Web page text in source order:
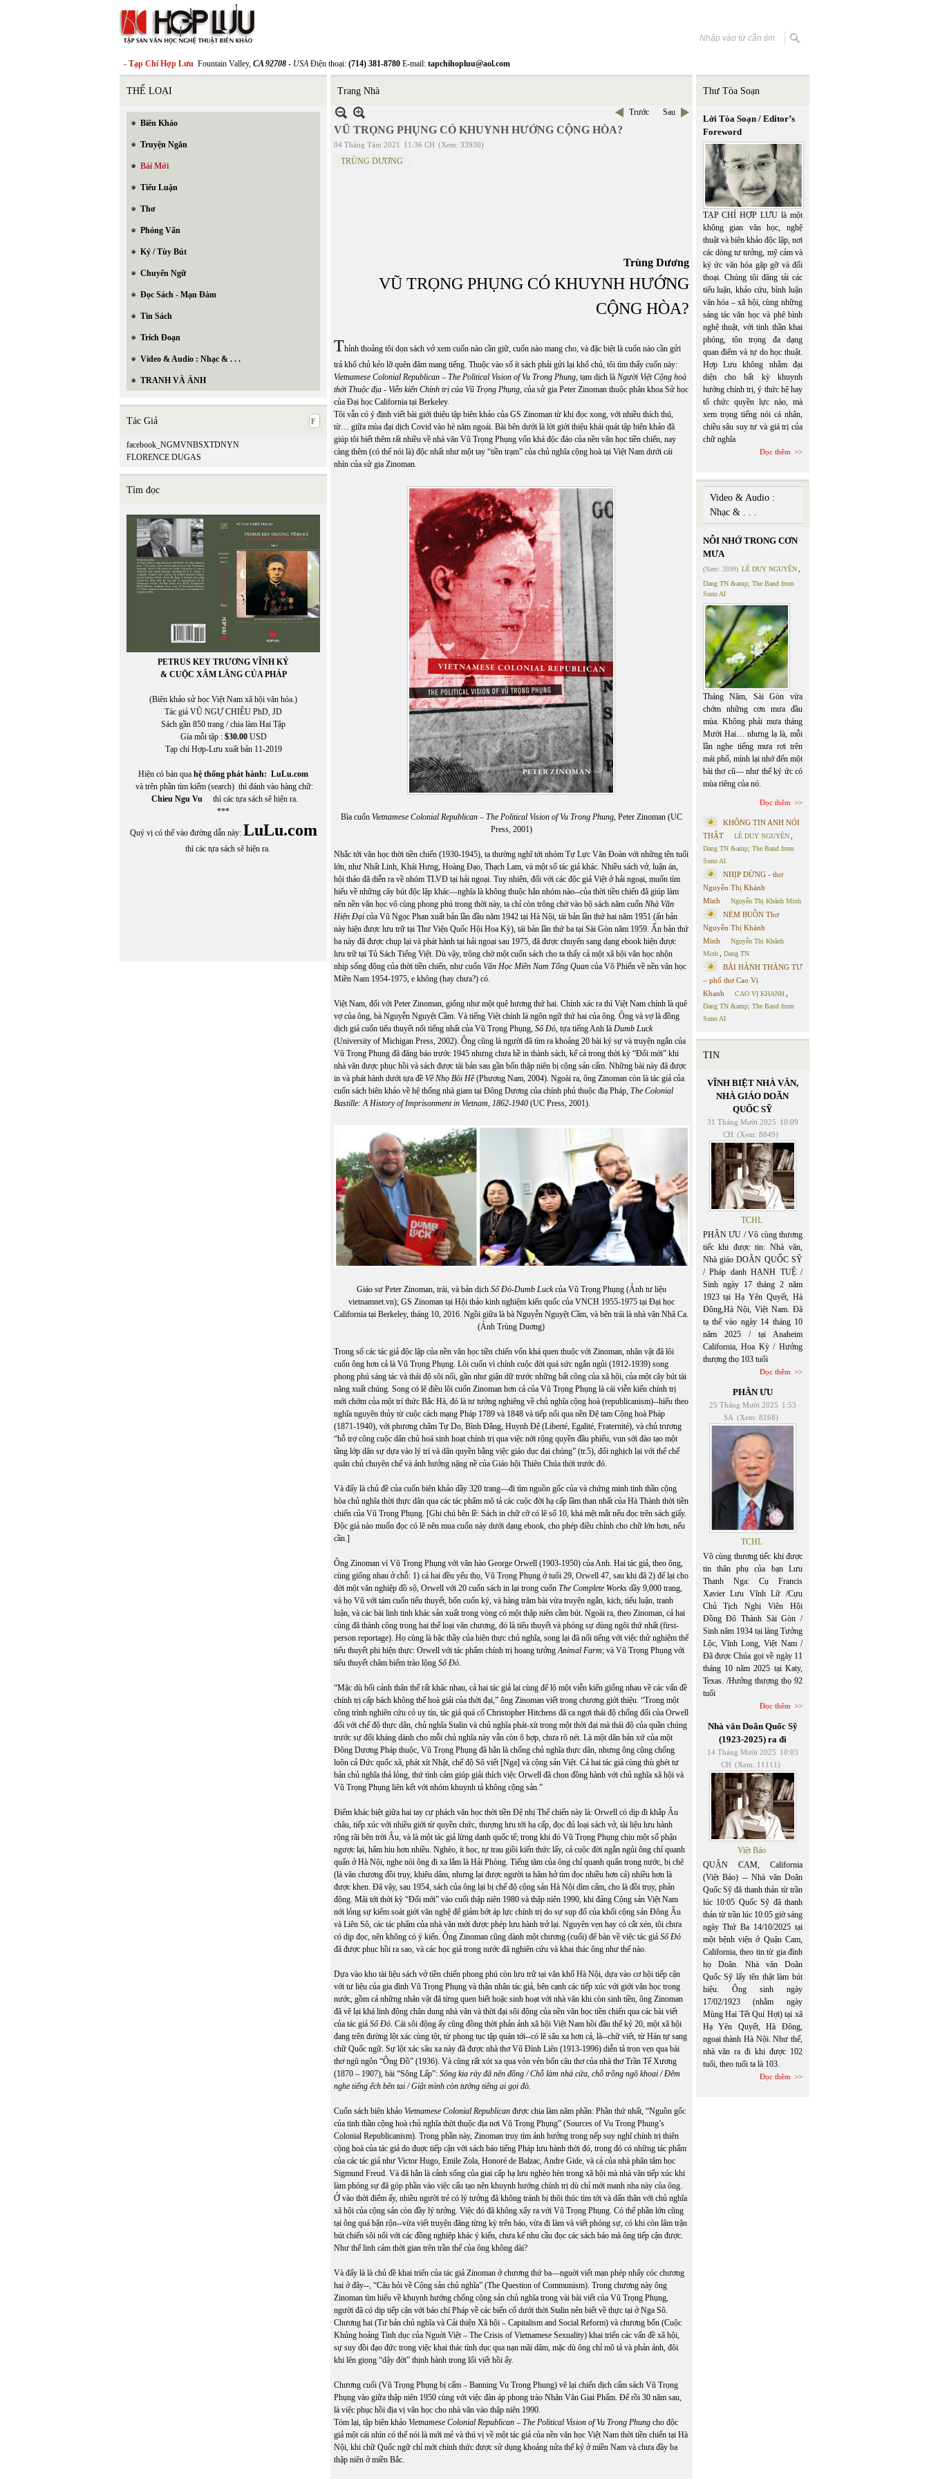
- Tạp Chí Hợp Lưu Fountain Valley, CA 92708 - USAĐiện thoại: (714) 381-8780 E-mail: tapchihopluu@aol.com
THỂ LOẠI
Biên Khảo
Truyện Ngắn
Bài Mới
Tiểu Luận
Thơ
Phỏng Vấn
Ký / Tùy Bút
Chuyển Ngữ
Đọc Sách - Mạn Đàm
Tin Sách
Trích Đoạn
Video & Audio : Nhạc & . . .
TRANH VÀ ẢNH
Tác Giả
facebook_NGMVNBSXTDNYN
FLORENCE DUGAS
Tìm đọc
PETRUS KEY TRƯƠNG VĨNH KÝ
& CUỘC XÂM LĂNG CỦA PHÁP
(Biên khảo sử học Việt Nam xã hội văn hóa.)
Tác giả VŨ NGỰ CHIÊU PhD, JD
Sách gần 850 trang / chia làm Hai Tập
Gía mỗi tập : $30.00USD
Tạp chí Hợp-Lưu xuất bản 11-2019
Hiện có bán qua hệ thống phát hành: LuLu.com
và trên phần tìm kiếm (search) thì đánh vào hàng chữ:
Chieu Ngu Vu thì các tựa sách sẽ hiện ra.
***
Quý vị có thể vào đường dẫn này: LuLu.com
thì các tựa sách sẽ hiện ra.
Trang Nhà
Trước Sau
VŨ TRỌNG PHỤNG CÓ KHUYNH HƯỚNG CỘNG HÒA?
04 Tháng Tám 2021 11:36 CH (Xem: 33930)
TRÙNG DƯƠNG
Trùng Dương
VŨ TRỌNG PHỤNG CÓ KHUYNH HƯỚNG
CỘNG HÒA?
Thỉnh thoảng tôi dọn sách vở xem cuốn nào cần giữ, cuốn nào mang cho, và đặc biệt là cuốn nào cần gửi
trả khổ chủ kẻo lỡ quên đâm mang tiếng. Thuộc vào số ít sách phải gửi lại khổ chủ, tôi tìm thấy cuốn này:
Vietnamese Colonial Republican – The Political Vision of Vu Trong Phung, tạm dịch là Người Việt Cộng hoà
thời Thuộc địa - Viễn kiến Chính trị của Vũ Trọng Phụng, của sử gia Peter Zinoman thuộc phân khoa Sử học
của Đại học California tại Berkeley.
Tôi vẫn có ý định viết bài giới thiệu tập biên khảo của GS Zinoman từ khi đọc xong, với nhiều thích thú,
từ… giữa mùa đại dịch Covid vào hè năm ngoái. Bài bên dưới là lời giới thiệu khái quát tập biên khảo đã
giúp tôi biết thêm rất nhiều về nhà văn Vũ Trọng Phụng vốn khá độc đáo của nền văn học tiền chiến, nay
càng thêm (có thể nói là) độc nhất như một tay “tiền trạm” của chủ nghĩa cộng hoà tại Việt Nam dưới cái
nhìn của sử gia Zinoman.
Bìa cuốn Vietnamese Colonial Republican – The Political Vision of Vu Trong Phung, Peter Zinoman (UC
Press, 2001)
Nhắc tới văn học thời tiền chiến (1930-1945), ta thường nghĩ tới nhóm Tự Lực Văn Đoàn với những tên tuổi
lớn, như Nhất Linh, Khái Hưng, Hoàng Đạo, Thạch Lam, và một số tác giả khác. Nhiều sách vở, luận án,
hội thảo đã diễn ra về nhóm TLVĐ tại hải ngoại. Tuy nhiên, đối với các độc giả Việt ở hải ngoại, muốn tìm
hiểu về những cây bút độc lập khác—nghĩa là không thuộc hẳn nhóm nào--của thời tiền chiến đã giúp làm
nên nền văn học vô cùng phong phú trong thời này, ta chỉ còn trông chờ vào bộ sách năm cuốn Nhà Văn
Hiện Đại của Vũ Ngọc Phan xuất bản lần đầu năm 1942 tại Hà Nội, tái bản lần thứ hai năm 1951 (ấn bản
này hiện được lưu trữ tại Thư Viện Quốc Hội Hoa Kỳ), tái bản lần thứ ba tại Sài Gòn năm 1959. Ấn bản thứ
ba này đã được chụp lại và phát hành tại hải ngoại sau 1975, đã được chuyển sang dạng ebook hiện được
lưu trữ tại Tủ Sách Tiếng Việt. Dù vậy, trông chờ một cuốn sách cho ta thấy cả một xã hội văn học nhộn
nhịp sống động của thời tiền chiến, như cuốn Văn Học Miền Nam Tổng Quan của Võ Phiến về nền văn học
Miền Nam 1954-1975, e không (hay chưa?) có.
Việt Nam, đối với Peter Zinoman, giống như một quê hương thứ hai. Chính xác ra thì Việt Nam chính là quê
vợ của ông, bà Nguyễn Nguyệt Cầm. Và tiếng Việt chính là ngôn ngữ thứ hai của ông. Ông và vợ là đồng
dịch giả cuốn tiểu thuyết nổi tiếng nhất của Vũ Trọng Phụng, Số Đỏ, tựa tiếng Anh là Dumb Luck
(University of Michigan Press, 2002). Ông cũng là người đã tìm ra khoảng 20 bài ký sự và truyện ngắn của
Vũ Trọng Phụng đã đăng báo trước 1945 nhưng chưa hề in thành sách, kể cả trong thời kỳ “Đổi mới” khi
nhà văn được phục hồi và sách được tái bản sau gần bốn thập niên bị cộng sản cấm. Những bài này đã được
in và phát hành dưới tựa đề Vẽ Nhọ Bôi Hề(Phương Nam, 2004). Ngoài ra, ông Zinoman còn là tác giả của
cuốn sách biên khảo về hệ thống nhà giam tại Đông Dương của chính phủ thuộc điạ Pháp, The Colonial
Bastille: A History of Imprisonment in Vietnam, 1862-1940 (UC Press, 2001).
Giáo sư Peter Zinoman, trái, và bản dịch Số Đỏ-Dumb Luckcủa Vũ Trọng Phụng (Ảnh tư liệu
vietnamnet.vn); GS Zinoman tại Hội thảo kinh nghiệm kiến quốc của VNCH 1955-1975 tại Đại học
California tại Berkeley, tháng 10, 2016. Ngồi giữa là bà Nguyễn Nguyệt Cầm, và bên trái là nhà văn Nhã Ca.
(Ảnh Trùng Duơng)
Trong số các tác giả độc lập của nền văn học tiền chiến vốn khá quen thuộc với Zinoman, nhân vật đã lôi
cuốn ông hơn cả là Vũ Trọng Phụng. Lôi cuốn vì chính cuộc đời quá sức ngắn ngủi (1912-1939) song
phong phú sáng tác và thái độ sôi nổi, gần như giận dữ trước những bất công của xã hội, của một cây bút tài
năng xuất chúng. Song có lẽ điều lôi cuốn Zinoman hơn cả của Vũ Trọng Phụng là cái viễn kiến chính trị
mới chớm của một trí thức Bắc Hà, đó là tư tưởng nghiêng về chủ nghĩa cộng hoà (republicanism)--hiểu theo
nghĩa nguyên thủy từ cuộc cách mạng Pháp 1789 và 1848 và tiếp nối qua nền Đệ tam Cộng hoà Pháp
(1871-1940), với phương châm Tự Do, Bình Đẳng, Huynh Đệ (Liberté, Egalité, Fraternité), và chủ trương
“hỗ trợ công cuộc dân chủ hoá sinh hoạt chính trị qua việc nới rộng quyền đầu phiếu, vun sới đào tạo một
tầng lớp dân sự dựa vào lý trí và dân quyền bằng việc giáo dục đại chúng” (tr.5), đối nghịch lại với thể chế
quân chủ chuyên chế và ảnh hưởng nặng nề của Giáo hội Thiên Chúa thời trước đó.
Và đấy là chủ đề của cuốn biên khảo dầy 320 trang—đi tìm nguồn gốc của và chứng minh tinh thần cộng
hòa chủ nghĩa thời thực dân qua các tác phẩm mô tả các cuộc đời hạ cấp lầm than nhất của Hà Thành thời tiền
chiến của Vũ Trọng Phụng. [Ghi chú bên lề: Sách in chữ cỡ có lẽ số 10, khá mệt mắt nếu đọc trên sách giấy.
Độc giả nào muốn đọc có lẽ nên mua cuốn này dưới dạng ebook , cho phép điều chỉnh cho chữ lớn hơn, nếu
cần.]
Ông Zinoman ví Vũ Trọng Phụng với văn hào George Orwell (1903-1950) của Anh. Hai tác giả, theo ông,
cùng giống nhau ở chỗ: 1) cả hai đều yểu thọ, Vũ Trọng Phụng ở tuổi 29, Orwell 47, sau khi đã 2) để lại cho
đời một văn nghiệp đồ sộ, Orwell với 20 cuốn sách in lại trong cuốn The Complete Works dầy 9,000 trang,
và họ Vũ với tám cuốn tiểu thuyết, bốn cuốn ký, và hàng trăm bài vừa truyện ngắn, kịch, tiểu luận, tranh
luận, và các bài linh tinh khác sản xuất trong vòng có một thập niên cầm bút. Ngoài ra, theo Zinoman, cả hai
cùng đã thành công trong hai thể loại văn chương, đó là tiểu thuyết và phóng sự dùng ngôi thứ nhất (first-
person reportage). Họ cùng là bậc thầy của hiện thực chủ nghĩa, song lại đã nổi tiếng với việc thử nghiệm thể
tiểu thuyết phi hiện thực: Orwell với tác phẩm chính trị hoang tưởng Animal Farm; và Vũ Trọng Phụng với
tiểu thuyết châm biếm trào lộng Số Đỏ
“Mặc dù bối cảnh thân thế rất khác nhau, cả hai tác giả lại cùng để lộ một viễn kiến giống nhau về các vấn đề
chính trị cấp bách không thể hoà giải của thời đại,” ông Zinoman viết trong chương giới thiệu. “Trong một
công trình nghiên cứu có uy tín, tác giả quá cố Christopher Hitchens đã ca ngợi thái độ chống đối của Orwell
đối với chế độ thực dân, chủ nghĩa Stalin và chủ nghĩa phát-xít trong một thời đại mà thái độ của quần chúng
trước sự đối kháng dành cho mỗi chủ nghĩa này vẫn còn ô hợp, chưa rõ nét. Là một dân bản xứ của một
Đông Dương Pháp thuộc, Vũ Trọng Phụng đã hẳn là chống chủ nghĩa thực dân, nhưng ông cũng chống
luôn cả Đức quốc xã, phát xít Nhật, chế độ Sô viết [Nga] và cộng sản Việt. Cả hai tác giả cùng thù ghét tư
bản chủ nghĩa thả lỏng, thứ tình cảm giúp giải thích việc Orwell đã chọn đồng hành với chủ nghĩa xã hội và
Vũ Trọng Phụng liên kết với nhóm khuynh tả không cộng sản.”
Điểm khác biệt giữa hai tay cự phách văn học thời tiền Đệ nhị Thế chiến này là: Orwell có dịp đi khắp Âu
châu, tiếp xúc với nhiều giới từ quyền chức, thượng lưu tới hạ cấp, đọc đủ loại sách vở, tài liệu lưu hành
rộng rãi bên trời Âu, và là một tác giả lừng danh quốc tế; trong khi đó Vũ Trọng Phụng chịu một số phận
ngược lại, hẩm hiu hơn nhiều. Nghèo, ít học, tự trau giồi kiến thức lấy, cả cuộc đời ngắn ngủi ông chỉ quanh
quẩn ở Hà Nội, nghe nói ông đi xa lắm là Hải Phòng. Tiếng tăm của ông chỉ quanh quẩn trong nước, bị chê
(là văn chương đồi trụy, khiêu dâm, nhưng lại được người ta hăm hở tìm đọc nhiều hơn cả) nhiều hơn là
được khen. Đã vậy, sau 1954, sách của ông lại bị chế độ cộng sản Hà Nội dìm cấm, cho là đồi trụy, phản
động. Mãi tới thời kỳ “Đổi mới” vào cuối thập niên 1980 và thập niên 1990, khi đảng Cộng sản Việt Nam
nới lỏng sự kiểm soát giới văn nghệ để giảm bớt áp lực chính trị do sự sụp đổ của khối cộng sản Đông Âu
và Liên Sô, các tác phẩm của nhà văn mới được phép lưu hành trở lại. Nguyên vẹn hay có cắt xén, tôi chưa
có dịp đọc, nên không có ý kiến. Ông Zinoman cũng dành một chương (cuối) để bàn về việc tác giả Số Đỏ
đã được phục hồi ra sao, và các học giả trong nước đã nghiên cứu và khai thác ông như thế nào.
Dựa vào kho tài liệu sách vở tiền chiến phong phú còn lưu trữ tại văn khố Hà Nội, dựa vào cơ hội tiếp cận
với tư liệu của gia đình Vũ Trọng Phụng và thân nhân tác giả, bên cạnh các tiếp xúc với giới văn học trong
nước, gồm cả những nhân vật đã từng quen biết hoặc sinh hoạt với nhà văn khi còn sinh tiền, ông Zinoman
đã vẽ lại khá linh động chân dung nhà văn và thời đại sôi động của nền văn học tiền chiến qua các bài viết
của tác giả Số Đỏ . Cái sôi động ấy cũng đồng thời phản ảnh xã hội Việt Nam hồi đầu thế kỷ 20, một xã hội
đang trên đường lột xác cùng tột, từ phong tục tập quán tới--có lẽ sâu xa hơn cả, là--chữ viết, từ Hán tự sang
chữ Quốc ngữ. Sự lột xác sâu xa này đã được nhà thơ Vũ Đình Liên (1913-1996) diễn tả trọn vẹn qua bài
thơ ngũ ngôn “Ông Đồ” (1936). Và cũng rất xót xa qua vỏn vẻn bốn câu thơ của nhà thơ Trần Tế Xương
(1870 – 1907), bài “Sông Lấp”: Sông kia rày đã nên đồng /Chỗ làm nhà cửa, chỗ trồng ngô khoai / Đêm
nghe tiếng ếch bên tai /Giật mình còn tưởng tiếng ai gọi đò
Cuốn sách biên khảo Vietnamese Colonial Republican được chia làm năm phần: Phần thứ nhất, “Nguồn gốc
của tinh thần cộng hoà chủ nghĩa thời thuộc địa nơi Vũ Trọng Phụng” (Sources of Vu Trong Phung’s
Colonial Republicanism). Trong phần này, Zinoman truy tìm ảnh hưởng trong nếp suy nghĩ chính trị thiên
cộng hoà của tác giả do đuợc tiếp cận với sách báo tiếng Pháp lưu hành thời đó, trong đó có những tác phẩm
của các tác giả như Victor Hugo, Emile Zola, Honoré de Balzac, Andre Gide, và cả của nhà phân tâm học
Sigmund Freud. Và đã hẳn là cảnh sống của giai cấp hạ lưu nghèo hèn trong xã hội mà nhà văn tiếp xúc khi
làm phóng sự đã góp phần vào việc cấu tạo nên khuynh hướng chính trị dù chỉ mới manh nha này của ông.
Ở vào thời điểm ấy, nhiều người trẻ có lý tưởng đã không tránh bị thôi thúc tìm tới và dấn thân với chủ nghĩa
xã hội của cộng sản còn đầy lý tưởng. Việc đó đã không xẩy ra với Vũ Trọng Phụng. Có thể phần lớn cũng
tại ông quá bận rộn--vừa viết truyện đăng từng kỳ trên báo, vừa đi làm và viết phóng sự, có khi còn lâm trận
bút chiến sôi nổi với các đồng nghiệp khác ý kiến, chưa kể nhu cầu đọc các sách báo mà ông tiếp cận được.
Như thể linh cảm thời gian trên trần thế của ông không dài?
Và đấy là là chủ đề khai triển của tác giả Zinoman ở chương thứ ba—nguời viết mạn phép nhẩy cóc chương
hai ở đây--, “Câu hỏi về Cộng sản chủ nghĩa” (The Question of Communism). Trong chương này ông
Zinoman tìm hiểu về khuynh hướng chống cộng sản chủ nghĩa trong vài bài viết của Vũ Trọng Phụng,
người đã có dịp tiếp cận với báo chí Pháp về các biến cố dưới thời Stalin nên biết về thực tại ở Nga Sô.
Chương hai (Tư bản chủ nghĩa và Cải thiện Xã hội – Capitalism and Social Reform) và chương bốn (Cuộc
Khủng hoảng Tình dục của Nguời Việt – The Crisis of Vietnamese Sexuality) khai triển các vấn đề xã hội,
sự suy đồi đạo đức trong việc khai thác tình dục qua nạn mãi dâm, mặc dù ông chỉ mô tả và phản ảnh, đôi
khi lên giọng “dậy đời” thịnh hành trong lối viết hồi ấy.
Chương cuối (Vũ Trọng Phụng bị cấm – Banning Vu Trong Phung) vẽ lại chiến dịch cấm sách Vũ Trọng
Phụng vào giữa thập niên 1950 cùng với việc đàn áp phong trào Nhân Văn Giai Phẩm. Để rồi 30 năm sau,
là việc phục hồi địa vị văn học cho nhà văn vào thập niên 1990.
Tóm lại, tập biên khảo Vietnamese Colonial Republican – The Political Vision of Vu Trong Phung cho độc
giả một cái nhìn có thể nói là mới mẻ và thú vị về một tác giả của nền văn học Việt Nam thời tiền chiến tại Hà
Nội, khi chữ Quốc ngữ chỉ mới chính thức được sử dụng khoảng nửa thế kỷ ở miền Nam và chưa đầy ba
thập niên ở miền Bắc.
Thư Tòa Soạn
Lời Tòa Soạn / Editor’s
Foreword
TẠP CHÍ HỢP LƯU là một
không gian văn học, nghệ
thuật và biên khảo độc lập, nơi
các dòng tư tưởng, mỹ cảm và
ký ức văn hóa gặp gỡ và đối
thoại. Chúng tôi đăng tải các
tiểu luận, khảo cứu, bình luận
văn hóa – xã hội, cùng những
sáng tác văn học và phê bình
nghệ thuật, với tinh thần khai
phóng, tôn trọng đa dạng
quan điểm và tự do học thuật.
Hợp Lưu không nhằm đại
diện cho bất kỳ khuynh
hướng chính trị, ý thức hệ hay
tổ chức quyền lực nào, mà
xem trọng tiếng nói cá nhân,
chiều sâu suy tư và giá trị của
chữ nghĩa
Đọc thêm
Video & Audio :
Nhạc & . . .
NỖI NHỚ TRONG CƠN
MƯA
(Xem: 3599) LÊ DUY NGUYÊN
Dang TN &amp; The Band from
Suno AI
Tháng Năm, Sài Gòn vừa
chớm những cơn mưa đầu
mùa. Không phải mưa tháng
Mười Hai… nhưng lạ là, mỗi
lần nghe tiếng mưa rơi trên
mái phố, mình lại nhớ đến một
bài thơ cũ— như thể ký ức có
mùa riêng của nó.
Đọc thêm
KHÔNG TIN ANH NÓI
THẬT
LÊ DUY NGUYÊN
Dang TN &amp; The Band from
Suno AI
NHỊP DỪNG - thơ
Nguyễn Thị Khánh
Minh
Nguyễn Thị Khánh Minh
NÉM BUỒN Thơ
Nguyễn Thị Khánh
Minh
Nguyễn Thị Khánh
Minh
Dang TN
BÀI HÀNH THÁNG TƯ
– phổ thơ Cao Vị
Khanh
CAO VỊ KHANH
Dang TN &amp; The Band from
Suno AI
TIN
VĨNH BIỆT NHÀ VĂN,
NHÀ GIÁO DOÃN
QUỐC SỸ
31 Tháng Mười 2025 10:09
CH (Xem: 8849)
TCHL
PHÂN ƯU / Vô cùng thương
tiếc khi được tin: Nhà văn,
Nhà giáo DOÃN QUỐC SỸ
/ Pháp danh HẠNH TUỆ /
Sinh ngày 17 tháng 2 năm
1923 tại Hạ Yên Quyết, Hà
Đông,Hà Nội, Việt Nam. Đã
tạ thế vào ngày 14 tháng 10
năm 2025 / tại Anaheim
California, Hoa Kỳ / Hưởng
thượng thọ 103 tuổi
Đọc thêm
PHÂN ƯU
25 Tháng Mười 2025 1:53
SA (Xem: 8168)
TCHL
Vô cùng thương tiếc khi được
tin thân phụ của bạn Lưu
Thanh Nga: Cụ Francis
Xavier Lưu Vĩnh Lữ /Cựu
Chủ Tịch Nghị Viên Hội
Đồng Đô Thành Sài Gòn /
Sinh năm 1934 tại làng Tưởng
Lộc, Vĩnh Long, Việt Nam /
Đã được Chúa gọi về ngày 11
tháng 10 năm 2025 tại Katy,
Texas. /Hưởng thượng thọ 92
tuổi
Đọc thêm
Nhà văn Doãn Quốc Sỹ
(1923-2025) ra đi
14 Tháng Mười 2025 10:03
CH (Xem: 11111)
Việt Báo
QUẬN CAM, California
(Việt Báo) -- Nhà văn Doãn
Quốc Sỹ đã thanh thản từ trần
lúc 10:05 Quốc Sỹ đã thanh
thản từ trần lúc 10:05 giờ sáng
ngày Thứ Ba 14/10/2025 tại
một bệnh viện ở Quận Cam,
California, theo tin từ gia đình
họ Doãn. Nhà văn Doãn
Quốc Sỹ lấy tên thật làm bút
hiệu. Ông sinh ngày
17/02/1923 (nhằm ngày
Mùng Hai Tết Quí Hợi) tại xã
Hạ Yên Quyết, Hà Đông,
ngoại thành Hà Nội. Như thế,
nhà văn ra đi khi được 102
tuổi, theo tuổi ta là 103.
Đọc thêm